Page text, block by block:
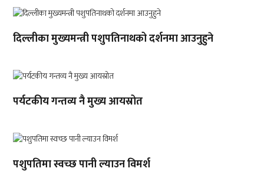
दिल्लीका मुख्यमन्त्री पशुपतिनाथको दर्शनमा आउनुहुने
पर्यटकीय गन्तव्य नै मुख्य आयस्रोत
पशुपतिमा स्वच्छ पानी ल्याउन विमर्श